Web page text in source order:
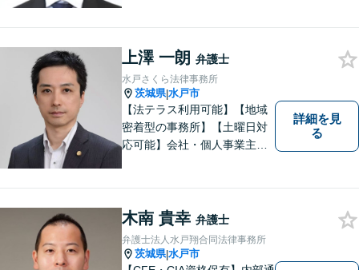
上澤 一朗 弁護士
水戸さくら法律事務所
茨城県|水戸市
【法テラス利用可能】【地域
密着型の事務所】【土曜日対
応可能】会社・個人事業主の
済などに対応しております。
お気軽にご相談ください。
詳細を見
る
木南 貴幸 弁護士
弁護士法人水戸翔合同法律事務所
茨城県|水戸市